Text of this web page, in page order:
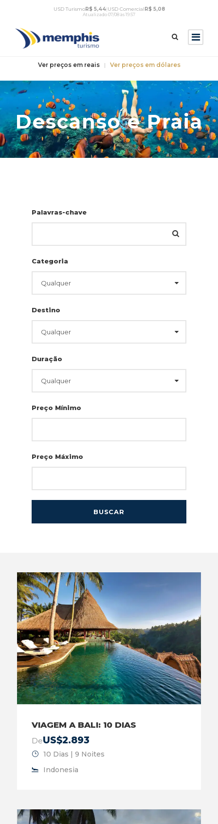
USD TurismoR$ 5,44|USD ComercialR$ 5,08
Atualizado 07/08 às 19:57
Ver preços em reais | Ver preços em dólares
Descanso e Praia
Palavras-chave
Categoria
Destino
Duração
Preço Mínimo
Preço Máximo
VIAGEM A BALI: 10 DIAS
DeUS$2.893
10 Dias | 9 Noites
Indonesia